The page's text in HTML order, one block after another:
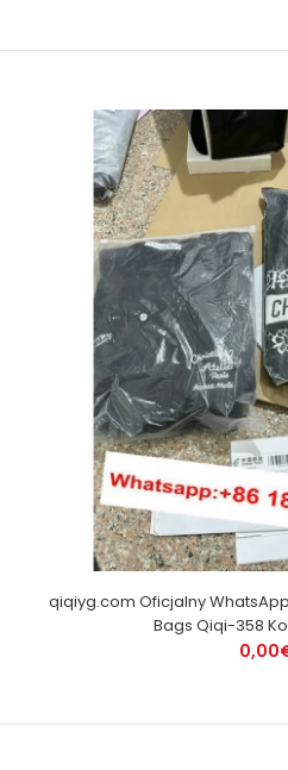
qiqiyg.com Oficjalny
Bags Qiqi-358